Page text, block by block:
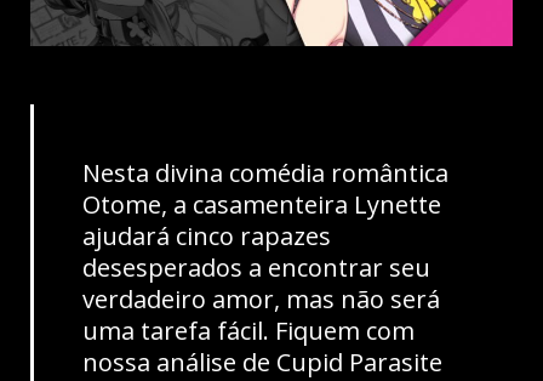
Nesta divina comédia romântica
Otome, a casamenteira Lynette
ajudará cinco rapazes
desesperados a encontrar seu
verdadeiro amor, mas não será
uma tarefa fácil. Fiquem com
nossa análise de Cupid Parasite